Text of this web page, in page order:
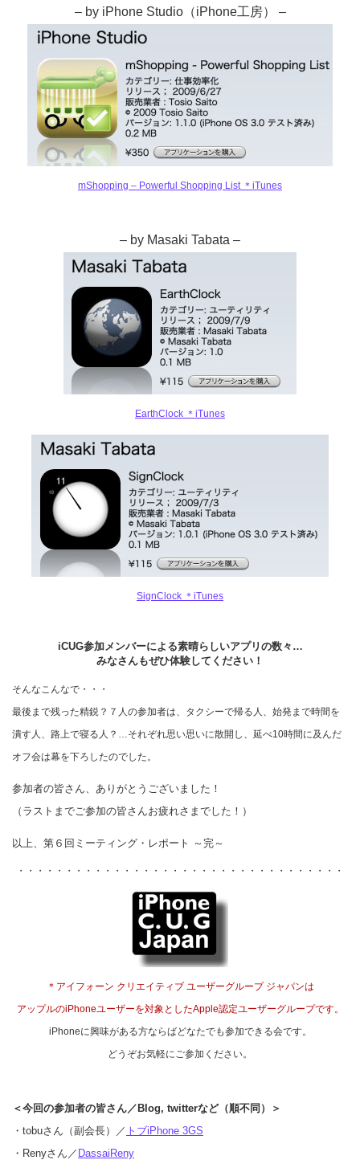
– by iPhone Studio（iPhone工房） –
mShopping – Powerful Shopping List ＊iTunes
– by Masaki Tabata –
EarthClock ＊iTunes
SignClock ＊iTunes
iCUG参加メンバーによる素晴らしいアプリの数々…
みなさんもぜひ体験してください！
そんなこんなで・・・
最後まで残った精鋭？７人の参加者は、タクシーで帰る人、始発まで時間を
潰す人、路上で寝る人？…それぞれ思い思いに散開し、延べ10時間に及んだ
オフ会は幕を下ろしたのでした。
参加者の皆さん、ありがとうございました！
（ラストまでご参加の皆さんお疲れさまでした！）
以上、第６回ミーティング・レポート ～完～
・・・・・・・・・・・・・・・・・・・・・・・・・・・・・・・・・・
＊アイフォーン クリエイティブ ユーザーグループ ジャパンは
アップルのiPhoneユーザーを対象としたApple認定ユーザーグループです。
iPhoneに興味がある方ならばどなたでも参加できる会です。
どうぞお気軽にご参加ください。
＜今回の参加者の皆さん／Blog, twitterなど（順不同）＞
・tobuさん（副会長）／ トブiPhone 3GS
・Renyさん／ DassaiReny